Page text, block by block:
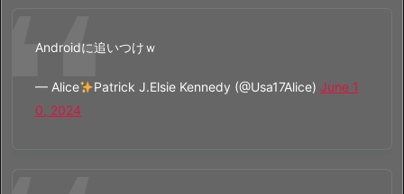
Androidに追いつけｗ
— Alice Patrick J.Elsie Kennedy (@Usa17Alice) June 1
0, 2024